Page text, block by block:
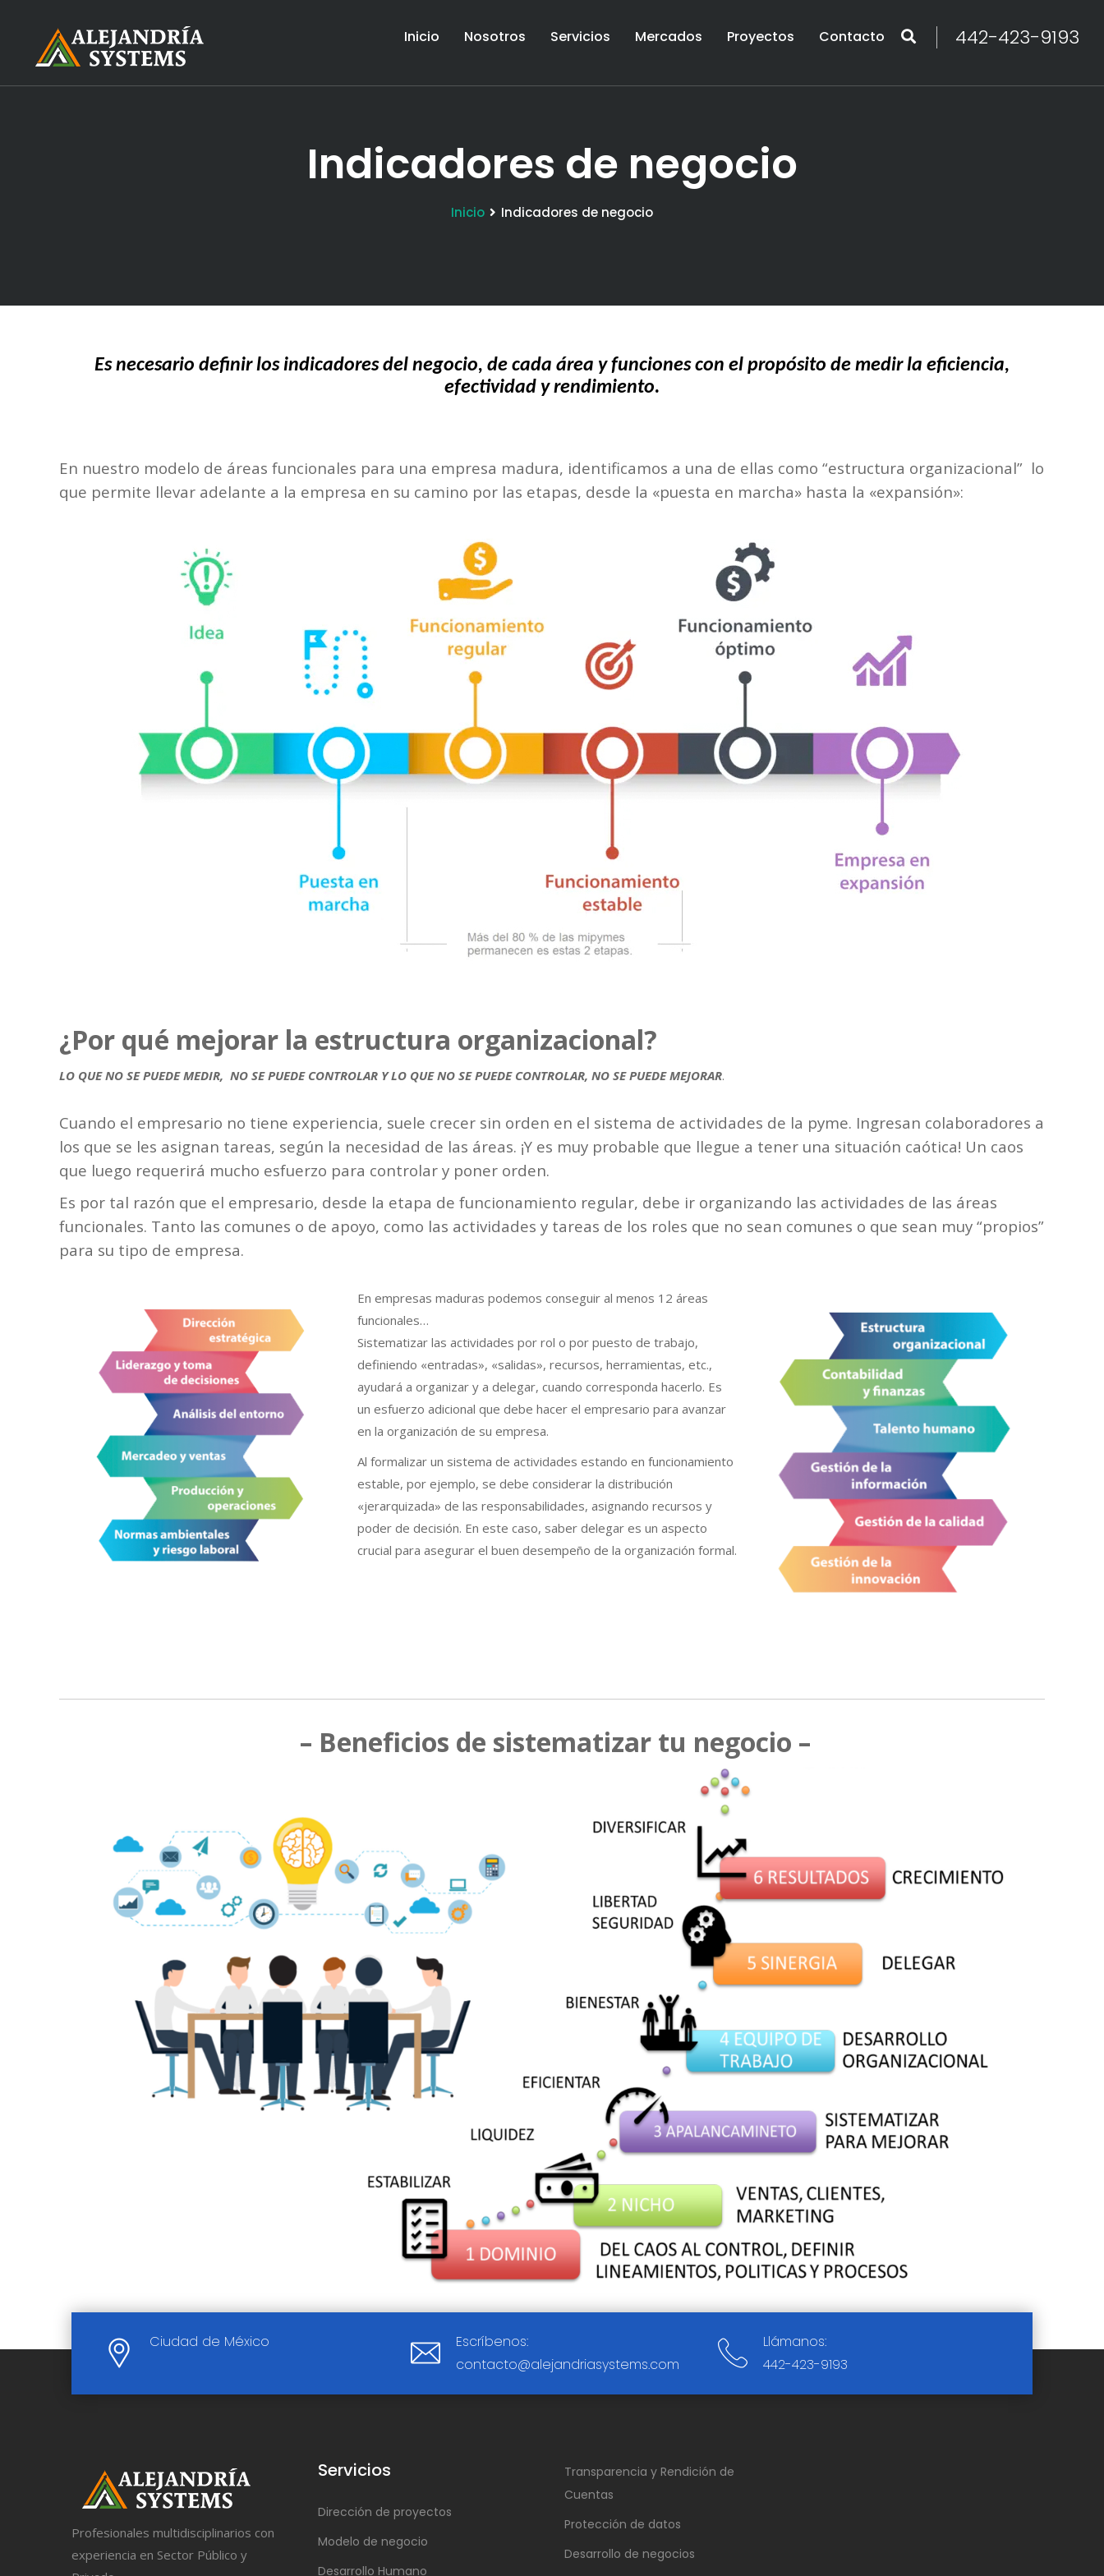
Inicio Nosotros Servicios Mercados Proyectos Contacto 442-423-9193
Indicadores de negocio
Inicio Indicadores de negocio
Es necesario definir los indicadores del negocio, de cada área y funciones con el propósito de medir la eficiencia,
efectividad y rendimiento.
En nuestro modelo de áreas funcionales para una empresa madura, identificamos a una de ellas como “estructura organizacional” lo
que permite llevar adelante a la empresa en su camino por las etapas, desde la «puesta en marcha» hasta la «expansión»:
¿Por qué mejorar la estructura organizacional?
LO QUE NO SE PUEDE MEDIR, NO SE PUEDE CONTROLAR Y LO QUE NO SE PUEDE CONTROLAR, NO SE PUEDE MEJORAR.
Cuando el empresario no tiene experiencia, suele crecer sin orden en el sistema de actividades de la pyme. Ingresan colaboradores a
los que se les asignan tareas, según la necesidad de las áreas. ¡Y es muy probable que llegue a tener una situación caótica! Un caos
que luego requerirá mucho esfuerzo para controlar y poner orden.
Es por tal razón que el empresario, desde la etapa de funcionamiento regular, debe ir organizando las actividades de las áreas
funcionales. Tanto las comunes o de apoyo, como las actividades y tareas de los roles que no sean comunes o que sean muy “propios”
para su tipo de empresa.
En empresas maduras podemos conseguir al menos 12 áreas
funcionales…
Sistematizar las actividades por rol o por puesto de trabajo,
definiendo «entradas», «salidas», recursos, herramientas, etc.,
ayudará a organizar y a delegar, cuando corresponda hacerlo. Es
un esfuerzo adicional que debe hacer el empresario para avanzar
en la organización de su empresa.
Al formalizar un sistema de actividades estando en funcionamiento
estable, por ejemplo, se debe considerar la distribución
«jerarquizada» de las responsabilidades, asignando recursos y
poder de decisión. En este caso, saber delegar es un aspecto
crucial para asegurar el buen desempeño de la organización formal.
– Beneficios de sistematizar tu negocio –
Ciudad de México
Escríbenos:
contacto@alejandriasystems.com
Llámanos:
442-423-9193
Profesionales multidisciplinarios con
experiencia en Sector Público y
Servicios
Dirección de proyectos
Modelo de negocio
Desarrollo Humano
Transparencia y Rendición de
Cuentas
Protección de datos
Desarrollo de negocios